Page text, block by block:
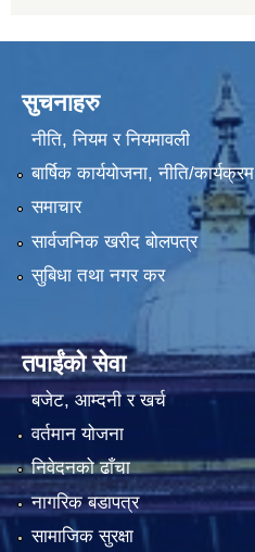
सुचनाहरु
नीति, नियम र नियमावली
बार्षिक कार्ययोजना, नीति/कार्यक्रम
समाचार
सार्वजनिक खरीद बोलपत्र
सुबिधा तथा नगर कर
तपाईंको सेवा
बजेट, आम्दनी र खर्च
वर्तमान योजना
निवेदनको ढाँचा
नागरिक बडापत्र
सामाजिक सुरक्षा